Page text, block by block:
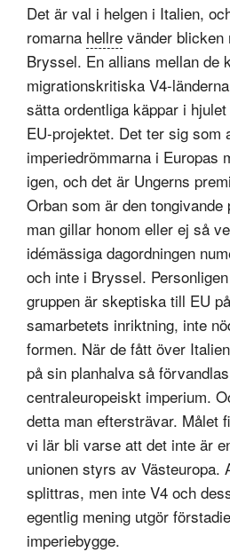
Det är val i helgen i Italien,
romarna hellre vänder blicken
Bryssel. En allians mellan de
migrationskritiska V4-
sätta ordentliga käppar i
EU-projektet. Det ter sig som
imperiedrömmarna i Europas
igen, och det är Ungerns
Orban som är den
man gillar honom eller ej så
idémässiga dagordningen
och inte i Bryssel.
gruppen är skeptiska till EU
samarbetets inriktning, inte
formen. När de fått över
på sin planhalva så
centraleuropeiskt imperium.
detta man eftersträvar. Målet
vi lär bli varse att det inte är
unionen styrs av Västeuropa.
splittras, men inte V4 och
egentlig mening utgör
imperiebygge.